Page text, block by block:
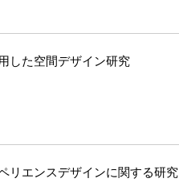
した空間デザイン研究
リエンスデザインに関する研究